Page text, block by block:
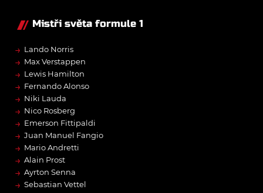
Mistři světa formule 1
→ Lando Norris
→ Max Verstappen
→ Lewis Hamilton
→ Fernando Alonso
→ Niki Lauda
→ Nico Rosberg
→ Emerson Fittipaldi
→ Juan Manuel Fangio
→ Mario Andretti
→ Alain Prost
→ Ayrton Senna
→ Sebastian Vettel